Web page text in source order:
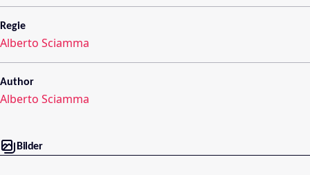
Regie
Alberto Sciamma
Author
Alberto Sciamma
Bilder